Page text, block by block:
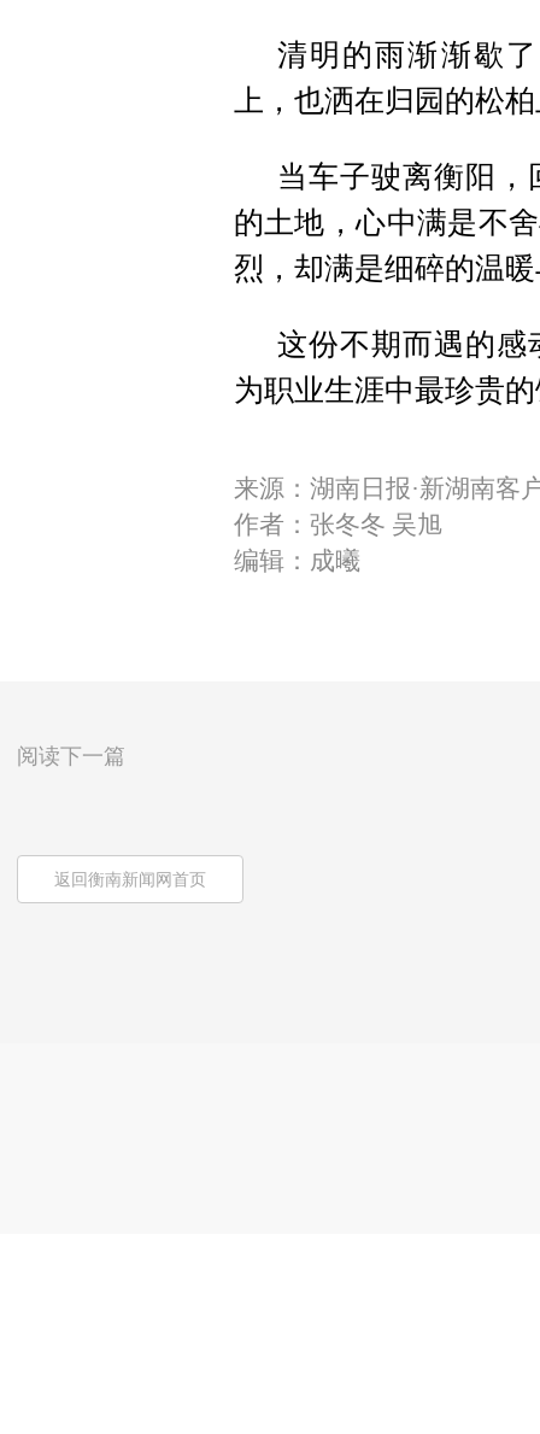
清明的雨渐渐歇
上，也洒在归园的松
当车子驶离衡阳
的土地，心中满是不
烈，却满是细碎的温
这份不期而遇的感
为职业生涯中最珍贵
来源：湖南日报·新湖南客
作者：张冬冬 吴旭
编辑：成曦
阅读下一篇
返回衡南新闻网首页